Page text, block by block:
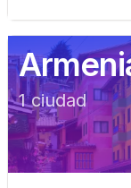
1ciudad